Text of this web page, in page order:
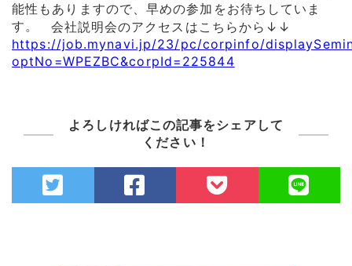
能性もありますので、早めの参加をお待ちしていま
す。 会社説明会のアクセスはこちらから↓↓
https://job.mynavi.jp/23/pc/corpinfo/
optNo=WPEZBC&corpId=225844
よろしければこの記事をシェアして
ください！